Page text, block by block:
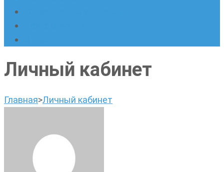
Личный кабинет
Главная>Личный кабинет